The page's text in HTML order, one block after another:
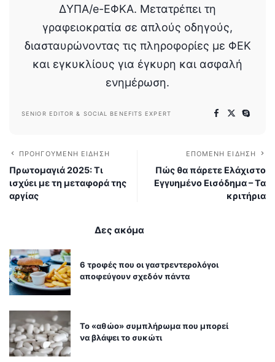
ΔΥΠΑ/e-ΕΦΚΑ. Μετατρέπει τη
γραφειοκρατία σε απλούς οδηγούς,
διασταυρώνοντας τις πληροφορίες με ΦΕΚ
και εγκυκλίους για έγκυρη και ασφαλή
ενημέρωση.
SENIOR EDITOR & SOCIAL BENEFITS EXPERT
ΠΡΟΗΓΟΎΜΕΝΗ ΕΊΔΗΣΗ
Πρωτομαγιά 2025: Τι
ισχύει με τη μεταφορά της
αργίας
ΕΠΌΜΕΝΗ ΕΊΔΗΣΗ
Πώς θα πάρετε Ελάχιστο
Εγγυημένο Εισόδημα – Τα
κριτήρια
Δες ακόμα
6 τροφές που οι γαστρεντερολόγοι
αποφεύγουν σχεδόν πάντα
Το «αθώο» συμπλήρωμα που μπορεί
να βλάψει το συκώτι